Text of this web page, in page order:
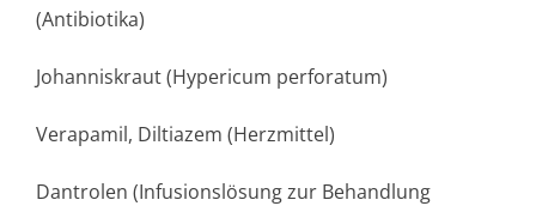
(Antibiotika)
Johanniskraut (Hypericum perforatum)
Verapamil, Diltiazem (Herzmittel)
Dantrolen (Infusionslösung zur Behandlung